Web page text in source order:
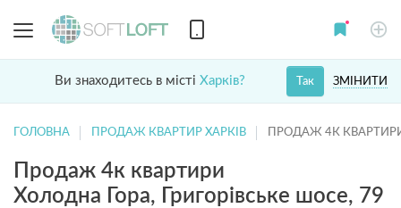
Ви знаходитесь в місті Харків? ЗМІНИТИ
Так
ГОЛОВНА ПРОДАЖ КВАРТИР ХАРКІВ ПРОДАЖ 4К
Продаж 4к квартири
Холодна Гора, Григорівське шосе, 79